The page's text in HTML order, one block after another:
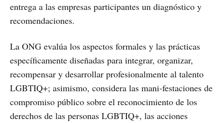
entrega a las empresas participantes un diagnóstico y
recomendaciones.
La ONG evalúa los aspectos formales y las prácticas
específicamente diseñadas para integrar, organizar,
recompensar y desarrollar profesionalmente al talento
LGBTIQ+; asimismo, considera las mani-festaciones de
compromiso público sobre el reconocimiento de los
derechos de las personas LGBTIQ+, las acciones